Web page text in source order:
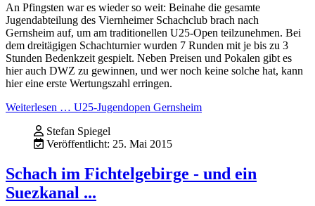
An Pfingsten war es wieder so weit: Beinahe die gesamte
Jugendabteilung des Viernheimer Schachclub brach nach
Gernsheim auf, um am traditionellen U25-Open teilzunehmen. Bei
dem dreitägigen Schachturnier wurden 7 Runden mit je bis zu 3
Stunden Bedenkzeit gespielt. Neben Preisen und Pokalen gibt es
hier auch DWZ zu gewinnen, und wer noch keine solche hat, kann
hier eine erste Wertungszahl erringen.
Weiterlesen … U25-Jugendopen Gernsheim
Stefan Spiegel
Veröffentlicht: 25. Mai 2015
Schach im Fichtelgebirge - und ein
Suezkanal ...